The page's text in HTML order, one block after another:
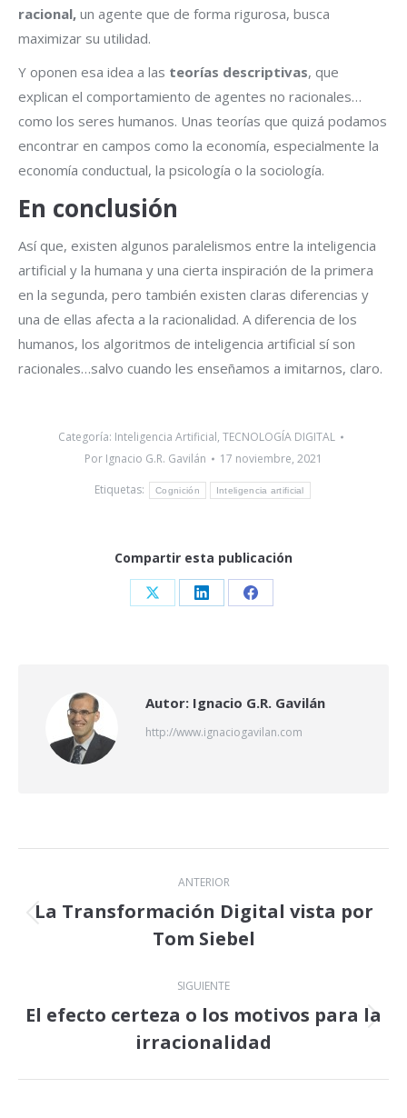
racional, un agente que de forma rigurosa, busca
maximizar su utilidad.
Y oponen esa idea a las teorías descriptivas, que
explican el comportamiento de agentes no racionales…
como los seres humanos. Unas teorías que quizá podamos
encontrar en campos como la economía, especialmente la
economía conductual, la psicología o la sociología.
En conclusión
Así que, existen algunos paralelismos entre la inteligencia
artificial y la humana y una cierta inspiración de la primera
en la segunda, pero también existen claras diferencias y
una de ellas afecta a la racionalidad. A diferencia de los
humanos, los algoritmos de inteligencia artificial sí son
racionales…salvo cuando les enseñamos a imitarnos, claro.
Categoría: Inteligencia Artificial, TECNOLOGÍA DIGITAL
Por Ignacio G.R. Gavilán
17 noviembre, 2021
Etiquetas:
Cognición Inteligencia artificial
Compartir esta publicación
Share Share Share
Autor: Ignacio G.R. Gavilán
http://www.ignaciogavilan.com
Navegación
entre
publicaciones
ANTERIOR
Publicación
anterior:
La Transformación Digital vista por
Tom Siebel
SIGUIENTE
Publicación
siguiente:
El efecto certeza o los motivos para la
irracionalidad